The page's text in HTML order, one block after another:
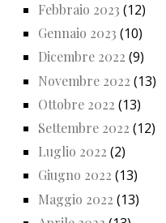
Febbraio 2023 (12)
Gennaio 2023 (10)
Dicembre 2022 (9)
Novembre 2022 (13)
Ottobre 2022 (13)
Settembre 2022 (12)
Luglio 2022 (2)
Giugno 2022 (13)
Maggio 2022 (13)